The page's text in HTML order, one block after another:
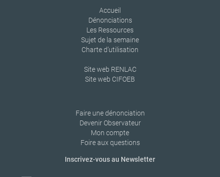
Accueil
Dénonciations
Les Ressources
Sujet de la semaine
Charte d’utilisation
Site web RENLAC
Site web CIFOEB
Faire une dénonciation
Devenir Observateur
Mon compte
Foire aux questions
Inscrivez-vous au Newsletter